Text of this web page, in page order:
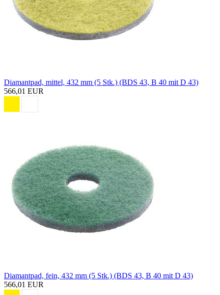
Diamantpad, mittel, 432 mm (5 Stk.) (BDS 43, B 40 mit D 43)
566,01 EUR
Diamantpad, fein, 432 mm (5 Stk.) (BDS 43, B 40 mit D 43)
566,01 EUR